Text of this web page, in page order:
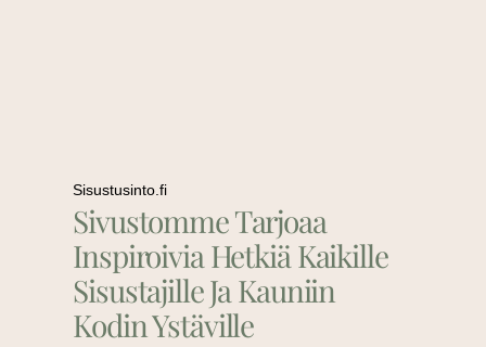
Sisustusinto.fi
Sivustomme Tarjoaa
Inspiroivia Hetkiä Kaikille
Sisustajille Ja Kauniin
Kodin Ystäville